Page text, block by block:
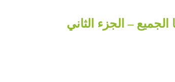
– الجزء الثاني